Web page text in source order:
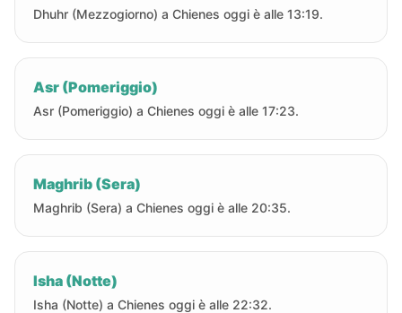
Dhuhr (Mezzogiorno) a Chienes oggi è alle 13:19.
Asr (Pomeriggio)
Asr (Pomeriggio) a Chienes oggi è alle 17:23.
Maghrib (Sera)
Maghrib (Sera) a Chienes oggi è alle 20:35.
Isha (Notte)
Isha (Notte) a Chienes oggi è alle 22:32.